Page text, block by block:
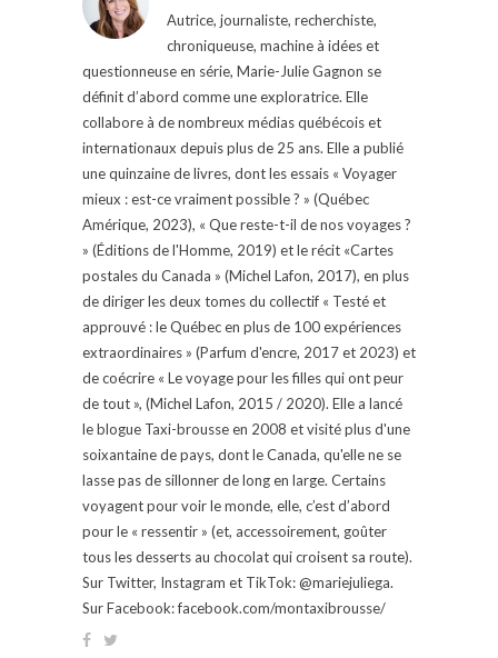
Autrice, journaliste, recherchiste,
chroniqueuse, machine à idées et
questionneuse en série, Marie-Julie Gagnon se
définit d’abord comme une exploratrice. Elle
collabore à de nombreux médias québécois et
internationaux depuis plus de 25 ans. Elle a publié
une quinzaine de livres, dont les essais « Voyager
mieux : est-ce vraiment possible ? » (Québec
Amérique, 2023), « Que reste-t-il de nos voyages ?
» (Éditions de l'Homme, 2019) et le récit «Cartes
postales du Canada » (Michel Lafon, 2017), en plus
de diriger les deux tomes du collectif « Testé et
approuvé : le Québec en plus de 100 expériences
extraordinaires » (Parfum d'encre, 2017 et 2023) et
de coécrire « Le voyage pour les filles qui ont peur
de tout », (Michel Lafon, 2015 / 2020). Elle a lancé
le blogue Taxi-brousse en 2008 et visité plus d'une
soixantaine de pays, dont le Canada, qu'elle ne se
lasse pas de sillonner de long en large. Certains
voyagent pour voir le monde, elle, c’est d’abord
pour le « ressentir » (et, accessoirement, goûter
tous les desserts au chocolat qui croisent sa route).
Sur Twitter, Instagram et TikTok: @mariejuliega.
Sur Facebook: facebook.com/montaxibrousse/